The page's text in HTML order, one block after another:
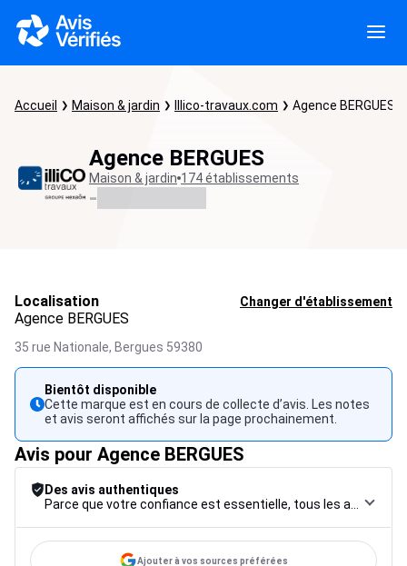
Accueil Maison & jardin Illico-travaux.com Agence BERGUES
Agence BERGUES
Maison & jardin 174 établissements
-
Localisation Changer d'établissement
Agence BERGUES
35 rue Nationale, Bergues 59380
Bientôt disponible
Cette marque est en cours de collecte d’avis. Les notes
et avis seront affichés sur la page prochainement.
Avis pour Agence BERGUES
Des avis authentiques
Ajouter à vos sources préférées